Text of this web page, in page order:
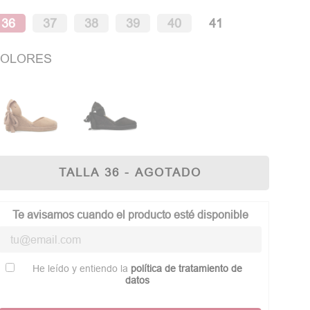
36 37 38 39 40 41
TALLA 36 - AGOTADO
Te avisamos cuando el producto esté disponible
He leído y entiendo la política de tratamiento de
datos